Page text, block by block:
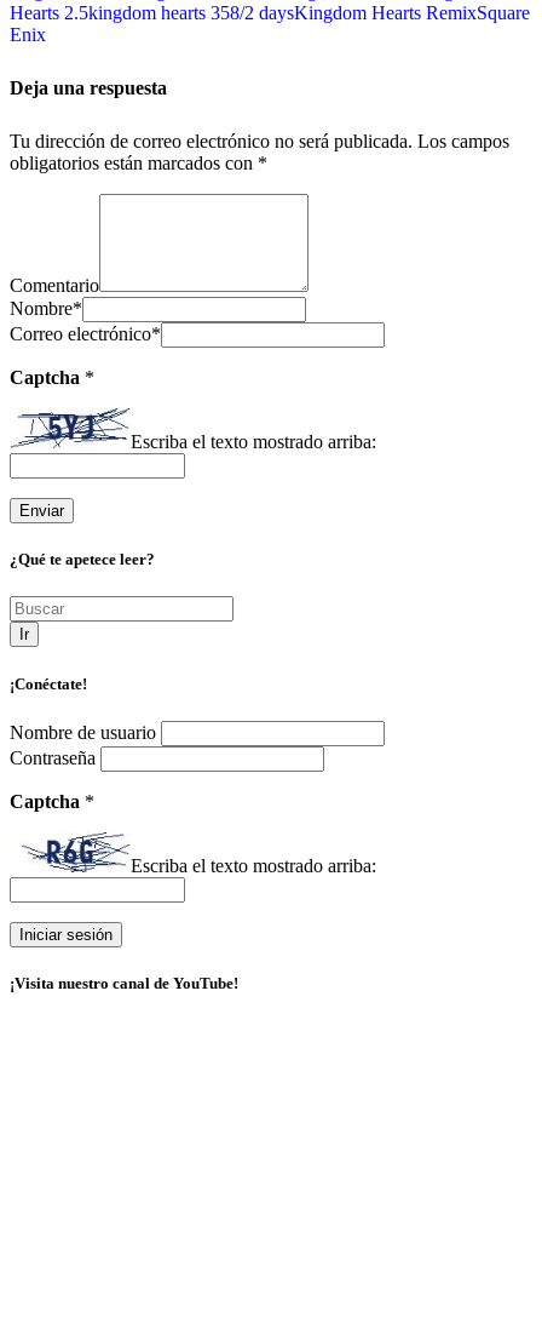
Hearts 2.5kingdom hearts 358/2 daysKingdom Hearts RemixSquare
Enix
Deja una respuesta
Tu dirección de correo electrónico no será publicada. Los campos
obligatorios están marcados con *
Comentario
Nombre*
Correo electrónico*
Captcha *
Escriba el texto mostrado arriba:
¿Qué te apetece leer?
Ir
¡Conéctate!
Nombre de usuario
Contraseña
Captcha *
Escriba el texto mostrado arriba:
¡Visita nuestro canal de YouTube!